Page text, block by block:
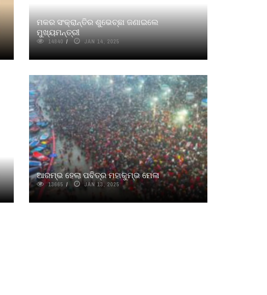
ମକର ସଂକ୍ରାନ୍ତିର ଶୁଭେଚ୍ଛା ଜଣାଇଲେ
ମୁଖ୍ୟମନ୍ତ୍ରୀ
14840 JAN 14, 2025
ଆରମ୍ଭ ହେଲା ପବିତ୍ର ମହାକୁମ୍ଭ ମେଳା
13665 JAN 13, 2025